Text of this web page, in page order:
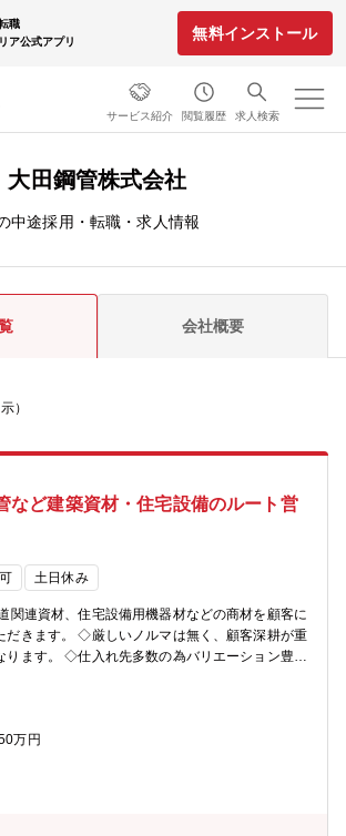
職
ア公式アプリ
無料インストール
サービス紹介 閲覧履歴 求人検索
大田鋼管株式会社
中途採用・転職・求人情報
会社概要
）
など建築資材・住宅設備のルート営
土日休み
関連資材、住宅設備用機器材などの商材を顧客に
だきます。 ◇厳しいノルマは無く、顧客深耕が重
ります。 ◇仕入れ先多数の為バリエーション豊富
事店（下請）、サブコン、工務店、リフォーム会
ご担当いただきます。 ・商品の提案から始ま
ンテナンスのフォローまで担当のお客様に対し一
万円